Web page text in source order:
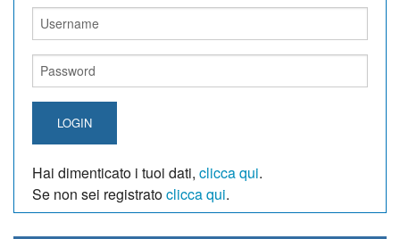
LOGIN
Hai dimenticato i tuoi dati, clicca qui.
Se non sei registratoclicca qui.